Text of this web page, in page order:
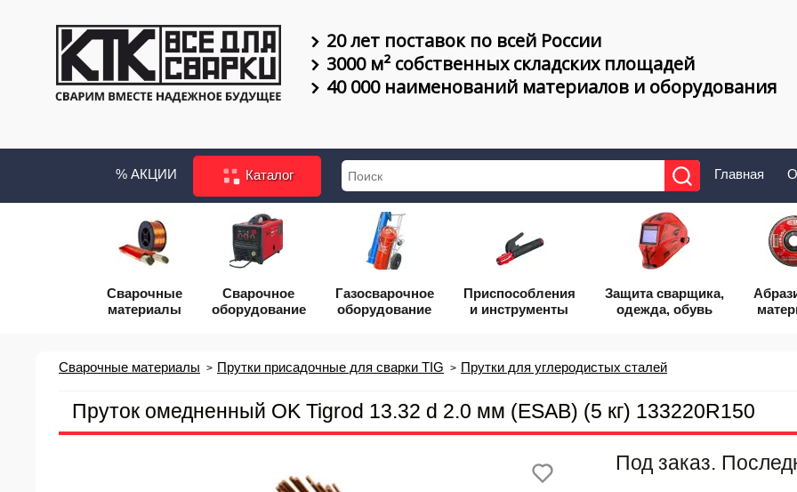
20 лет поставок по всей России
3000 м² собственных складских площадей
40 000 наименований материалов и оборудования
% АКЦИИ Каталог Главная
Сварочные
материалы
Сварочное
оборудование
Газосварочное
оборудование
Приcпособления
и инструменты
Защита сварщика,
одежда, обувь
Сварочные материалы Прутки присадочные для сварки TIG Прутки для углеродистых сталей
Пруток омедненный OK Tigrod 13.32 d 2.0 мм (ESAB) (5 кг) 133220R150
Под заказ.